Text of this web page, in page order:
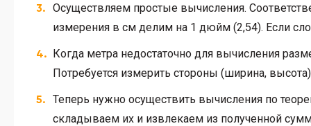
Осуществляем простые вычисления.
измерения в см делим на 1 дюйм (2,54). Если
Когда метра недостаточно для вычисления
Потребуется измерить стороны (ширина,
Теперь нужно осуществить вычисления по
складываем их и извлекаем из полученной